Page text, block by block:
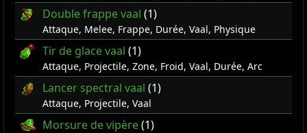
Double frappe vaal (1)
Attaque, Melee, Frappe, Durée, Vaal, Physique
Tir de glace vaal (1)
Attaque, Projectile, Zone, Froid, Vaal, Durée, Arc
Lancer spectral vaal (1)
Attaque, Projectile, Vaal
Morsure de vipère(1)